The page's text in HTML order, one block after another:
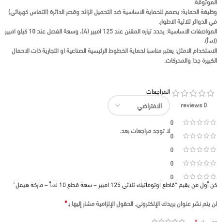
وظيفة الحماية:يصمم للحماية الاساسية ضد التحميل الزائد وقصر الدائرة (التماس كهربائي)
في الدوائر ثلاثية الاطوار.
المواصفات الاساسية:يحدد تياره المقنن عند125 امبير (A) ، وسعة الفصل عند
10 كيلو امبير
(ك.أ).
الاستخدام الامثل:يعتبر مناسبا لحماية الخطوط الرئيسية الصناعية او التجارية ذات الاحمال
الكبيرة جدا والمحركات.
0 reviews
0
0
0
0
0
المراجعات
لا توجد مراجعات بعد.
كن أول من يقيم “قاطع اوتوماتيك ثلاثي 125 امبير – سعة قطع 10 ك.أ – ماركة هيمل”
لن يتم نشر عنوان بريدك الإلكتروني.الحقول الإلزامية مشار إليها بـ*